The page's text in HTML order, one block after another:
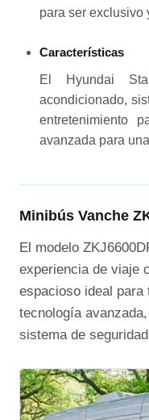
para ser exclusivo
Características
El Hyundai
acondicionado,
entretenimiento
avanzada para
Minibús Vanche
El modelo
experiencia de viaje
espacioso ideal
tecnología
sistema de